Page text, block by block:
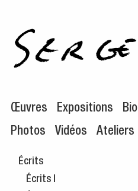
Œuvres Expositions Bio
Photos
Vidéos Ateliers
Écrits
Écrits I